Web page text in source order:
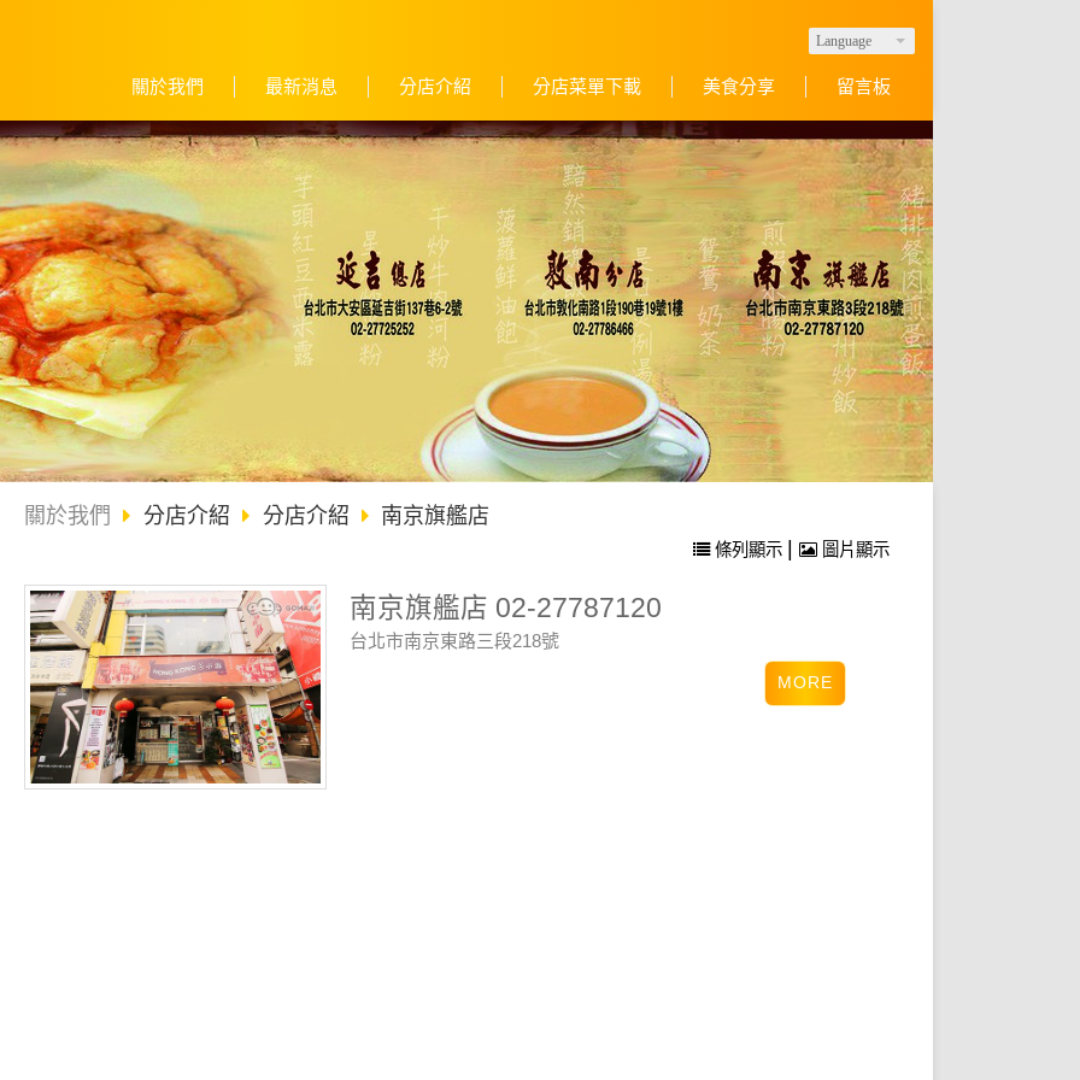
Language
關於我們 最新消息 分店介紹 分店菜單下載 美食分享 留言板
關於我們 分店介紹 分店介紹 南京旗艦店
條列顯示 圖片顯示
南京旗艦店 02-27787120
台北市南京東路三段218號